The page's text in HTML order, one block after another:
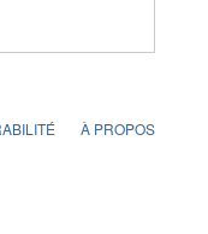
À PROPOS